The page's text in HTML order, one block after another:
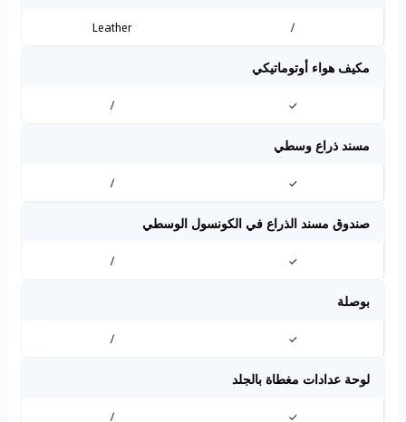
/
Leather
مكيف هواء أوتوماتيكي
✓
/
مسند ذراع وسطي
✓
/
صندوق مسند الذراع في الكونسول الوسطي
✓
/
بوصلة
✓
/
لوحة عدادات مغطاة بالجلد
✓
/